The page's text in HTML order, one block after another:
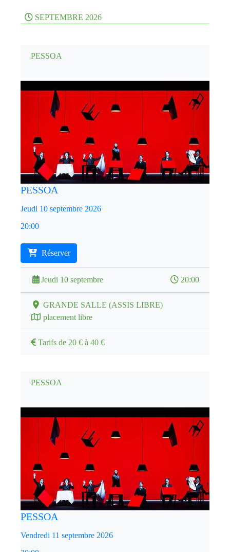
SEPTEMBRE 2026
PESSOA
PESSOA
Jeudi 10 septembre 2026
20:00
Réserver
Jeudi 10 septembre 20:00
GRANDE SALLE (ASSIS LIBRE)
placement libre
Tarifs de 20 € à 40 €
PESSOA
PESSOA
Vendredi 11 septembre 2026